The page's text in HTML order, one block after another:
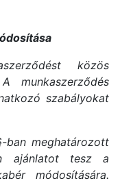
közös
munkaszerződés
szabályokat
ban meghatározott
ajánlatot tesz a
módosítására.